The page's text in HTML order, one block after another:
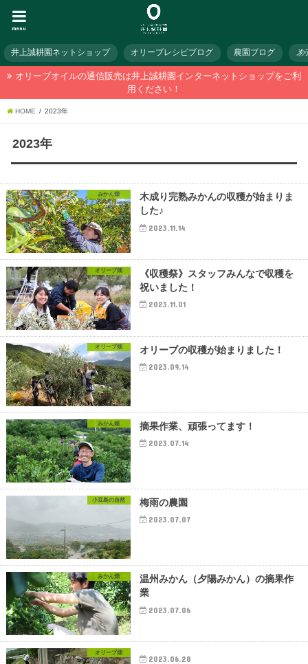
menu
井上誠耕園ネットショップ オリーブレシピブログ 農園ブログ メ
オリーブオイルの通信販売は井上誠耕園インターネットショップをご利
用ください！
HOME 2023年
2023年
みかん畑
木成り完熟みかんの収穫が始まりま
した♪
2023.11.14
オリーブ畑
《収穫祭》スタッフみんなで収穫を
祝いました！
2023.11.01
オリーブ畑 オリーブの収穫が始まりました！
2023.09.14
みかん畑 摘果作業、頑張ってます！
2023.07.14
小豆島の自然 梅雨の農園
2023.07.07
みかん畑
温州みかん（夕陽みかん）の摘果作
業
2023.07.06
オリーブ畑
2023.06.28